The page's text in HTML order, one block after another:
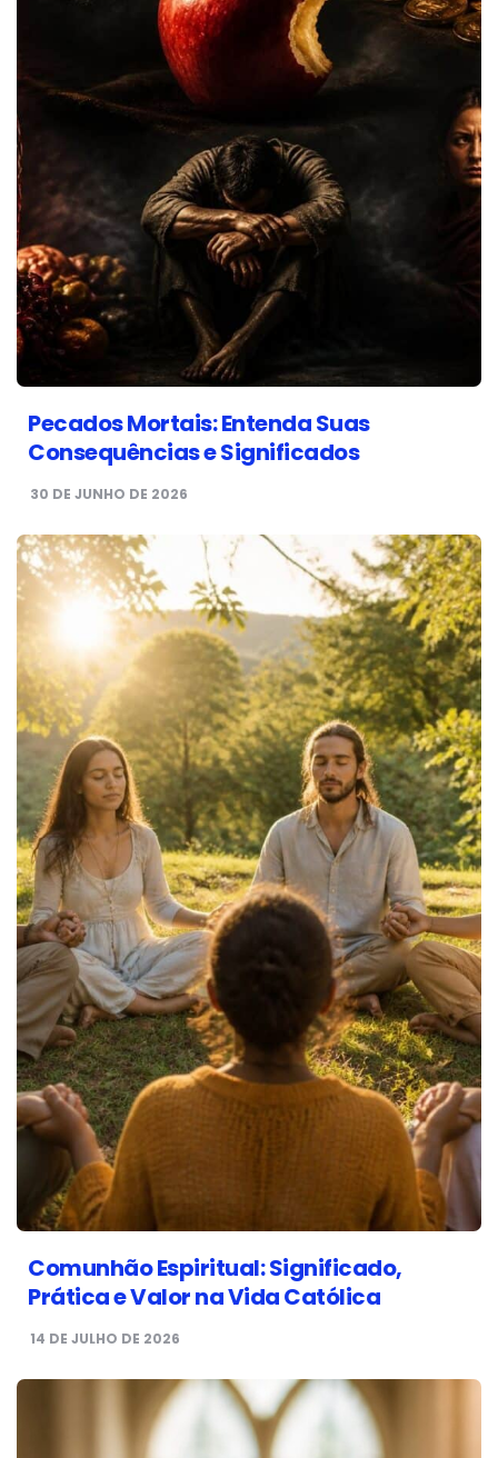
Pecados Mortais: Entenda Suas
Consequências e Significados
30 DE JUNHO DE 2026
Comunhão Espiritual: Significado,
Prática e Valor na Vida Católica
14 DE JULHO DE 2026